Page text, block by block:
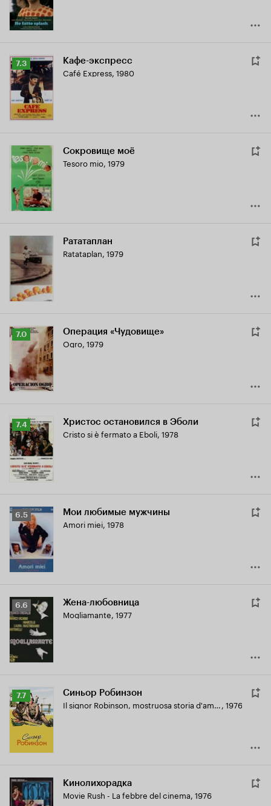
Рейтинг
Кинопоиска
7.3
7.3 Кафе-экспресс
Café Express, 1980
Сокровище моё
Tesoro mio, 1979
Рататаплан
Ratataplan, 1979
Рейтинг
Кинопоиска
7.0
7.0 Операция «Чудовище»
Ogro, 1979
Рейтинг
Кинопоиска
7.4
7.4 Христос остановился в Эболи
Cristo si è fermato a Eboli, 1978
Рейтинг
Кинопоиска
6.5
6.5 Мои любимые мужчины
Amori miei, 1978
Рейтинг
Кинопоиска
6.6
6.6 Жена-любовница
Mogliamante, 1977
Рейтинг
Кинопоиска
7.7
7.7 Синьор Робинзон
Il signor Robinson, mostruosa storia d'amore e d'avventure, 1976
Кинолихорадка
Movie Rush - La febbre del cinema, 1976